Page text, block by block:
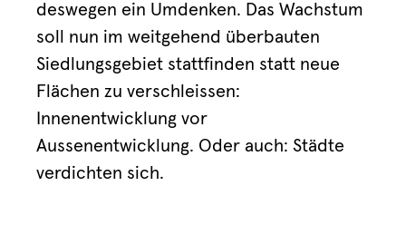
deswegen ein Umdenken. Das Wachstum
soll nun im weitgehend überbauten
Siedlungsgebiet stattfinden statt neue
Flächen zu verschleissen:
Innenentwicklung vor
Aussenentwicklung. Oder auch: Städte
verdichten sich.